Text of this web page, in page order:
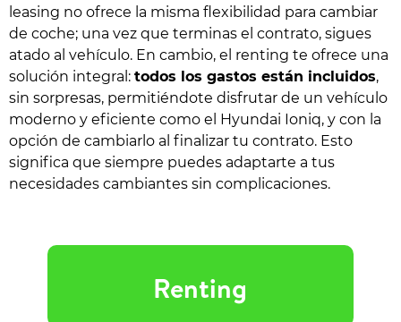
leasing no ofrece la misma flexibilidad para cambiar
de coche; una vez que terminas el contrato, sigues
atado al vehículo. En cambio, el renting te ofrece una
solución integral: todos los gastos están incluidos,
sin sorpresas, permitiéndote disfrutar de un vehículo
moderno y eficiente como el Hyundai Ioniq, y con la
opción de cambiarlo al finalizar tu contrato. Esto
significa que siempre puedes adaptarte a tus
necesidades cambiantes sin complicaciones.
Renting